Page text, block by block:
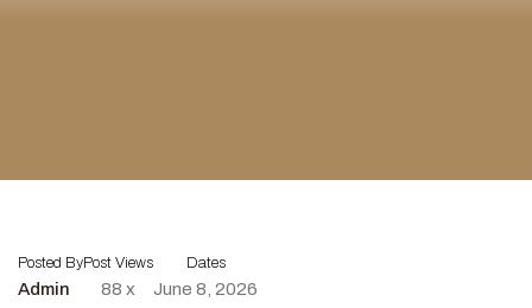
Posted By
Admin
Post Views
88 x
Dates
June 8, 2026